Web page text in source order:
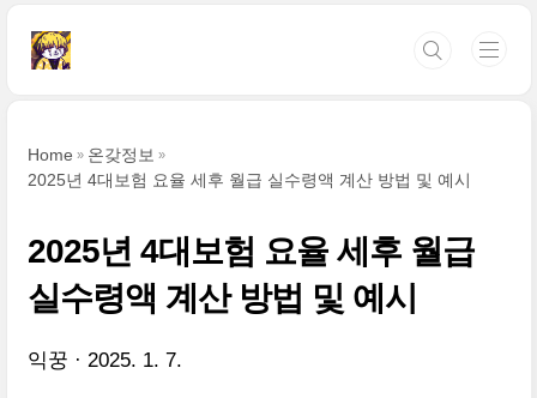
Home
온갖정보
2025년 4대보험 요율 세후 월급 실수령액 계산 방법 및 예시
2025년 4대보험 요율 세후 월급
실수령액 계산 방법 및 예시
익꿍 2025. 1. 7.